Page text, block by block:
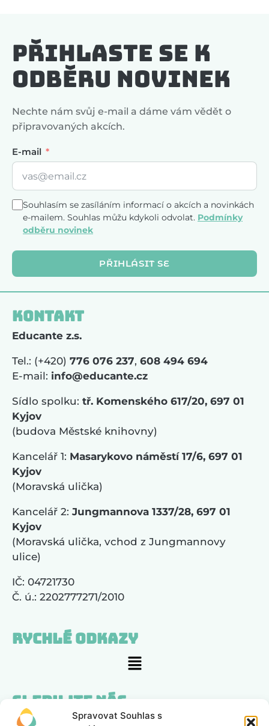
Spravovat Souhlas s
Přihlaste se k
odběru novinek
Nechte nám svůj e-mail a dáme vám vědět o
připravovaných akcích.
E-mail
Souhlasím se zasíláním informací o akcích a novinkách
e-mailem. Souhlas můžu kdykoli odvolat. Podmínky
odběru novinek
PŘIHLÁSIT SE
Kontakt
Educante z.s.
Tel.: (+420) 776 076 237, 608 494 694
E-mail: info@educante.cz
Sídlo spolku: tř. Komenského 617/20, 697 01
Kyjov
(budova Městské knihovny)
Kancelář 1: Masarykovo náměstí 17/6, 697 01
Kyjov
(Moravská ulička)
Kancelář 2: Jungmannova 1337/28, 697 01
Kyjov
(Moravská ulička, vchod z Jungmannovy
ulice)
IČ: 04721730
Č. ú.: 2202777271/2010
Rychlé odkazy
Sledujte nás